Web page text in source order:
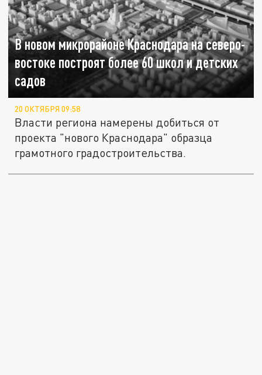
В новом микрорайоне Краснодара на северо-
востоке построят более 60 школ и детских
садов
20 ОКТЯБРЯ 09:58
Власти региона намерены добиться от
проекта "нового Краснодара" образца
грамотного градостроительства.